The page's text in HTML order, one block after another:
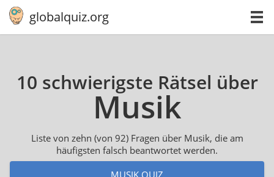
globalquiz.org
10 schwierigste Rätsel über
Musik
Liste von zehn (von 92) Fragen über Musik, die am
häufigsten falsch beantwortet werden.
MUSIK QUIZ